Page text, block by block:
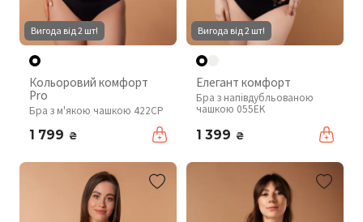
Вигода від 2 шт!
Кольоровий комфорт
Pro
Бра з м'якою чашкою 422CP
1 799 ₴
Вигода від 2 шт!
Елегант комфорт
Бра з напівдубльованою
чашкою 055EK
1 399 ₴